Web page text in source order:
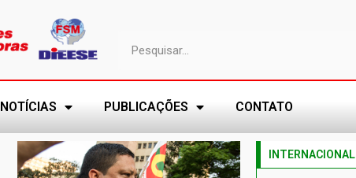
NOTÍCIAS PUBLICAÇÕES CONTATO
INTERNACIONAL